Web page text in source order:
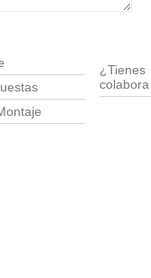
¿Tienes